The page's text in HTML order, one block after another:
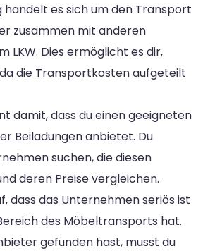
handelt es sich um den Transport
zusammen mit anderen
LKW. Dies ermöglicht es dir,
die Transportkosten aufgeteilt
damit, dass du einen geeigneten
Beiladungen anbietet. Du
suchen, die diesen
deren Preise vergleichen.
dass das Unternehmen seriös ist
des Möbeltransports hat.
gefunden hast, musst du